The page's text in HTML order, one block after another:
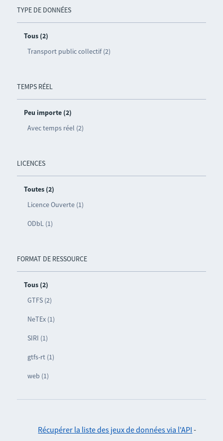
TYPE DE DONNÉES
Tous (2)
Transport public collectif (2)
TEMPS RÉEL
Peu importe (2)
Avec temps réel (2)
LICENCES
Toutes (2)
Licence Ouverte (1)
ODbL (1)
FORMAT DE RESSOURCE
Tous (2)
GTFS (2)
NeTEx (1)
SIRI (1)
gtfs-rt (1)
web (1)
Récupérer la liste des jeux de données via l'API -